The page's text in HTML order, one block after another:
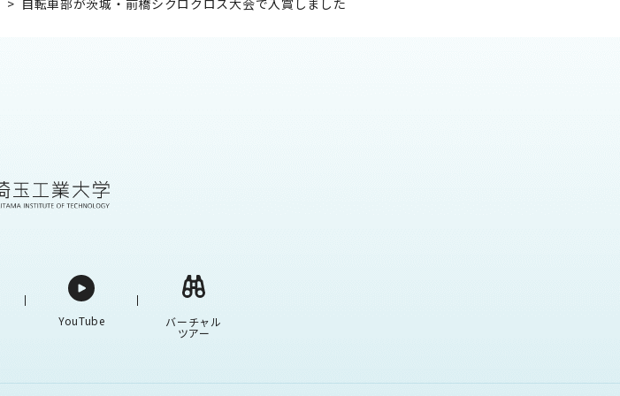
> 自転車部が茨城・前橋シクロクロス大会で入賞しました
YouTube バーチャル
ツアー